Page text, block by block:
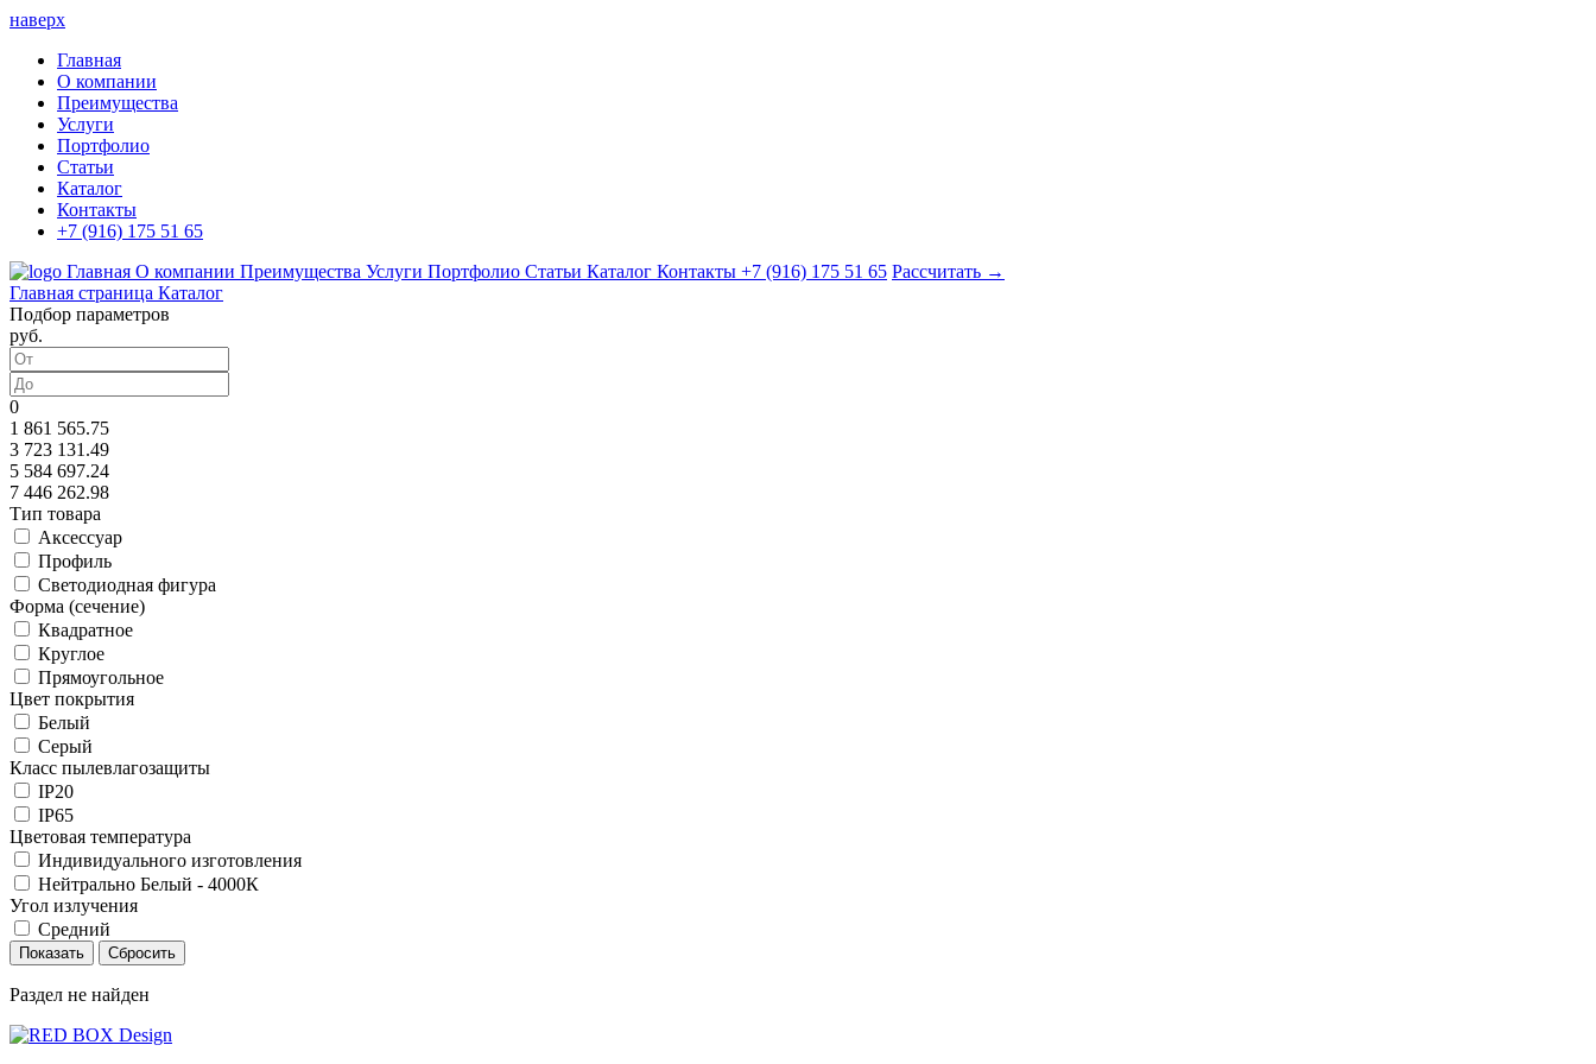
наверх
Главная
О компании
Преимущества
Услуги
Портфолио
Статьи
Каталог
Контакты
+7 (916) 175 51 65
Главная О компании Преимущества Услуги Портфолио Статьи Каталог Контакты +7 (916) 175 51 65 Рассчитать →
Главная страница Каталог
Подбор параметров
руб.
0
1 861 565.75
3 723 131.49
5 584 697.24
7 446 262.98
Тип товара
Аксессуар
Профиль
Светодиодная фигура
Форма (сечение)
Квадратное
Круглое
Прямоугольное
Цвет покрытия
Белый
Серый
Класс пылевлагозащиты
IP20
IP65
Цветовая температура
Индивидуального изготовления
Нейтрально Белый - 4000К
Угол излучения
Средний
Раздел не найден